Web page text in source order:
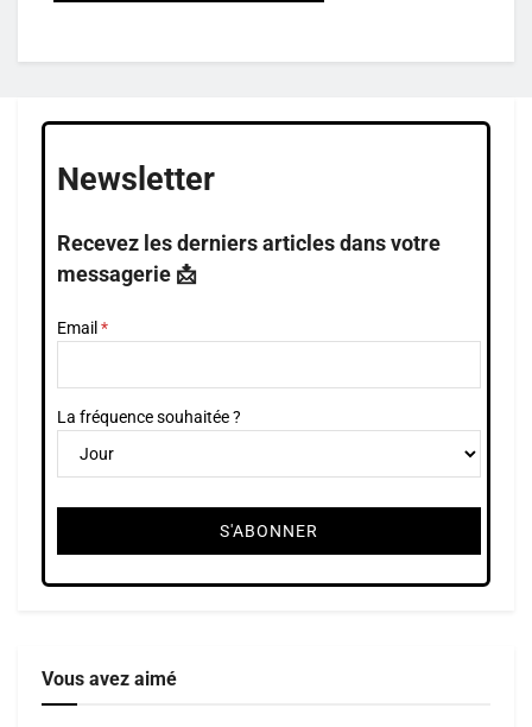
Newsletter
Recevez les derniers articles dans votre
messagerie 📩
Email
La fréquence souhaitée ?
Vous avez aimé